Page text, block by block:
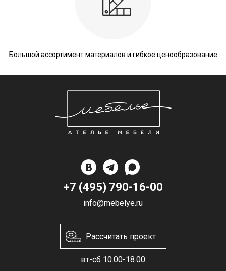
Большой ассортимент материалов и гибкое ценообразование
+7 (495) 790-16-00
info@mebelye.ru
Рассчитать проект
вт-сб 10.00-18.00